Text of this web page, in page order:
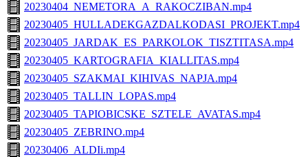
20230404_NEMETORA_A_RAKOCZIBAN.mp4
20230405_HULLADEKGAZDALKODASI_PROJEKT.mp4
20230405_JARDAK_ES_PARKOLOK_TISZTITASA.mp4
20230405_KARTOGRAFIA_KIALLITAS.mp4
20230405_SZAKMAI_KIHIVAS_NAPJA.mp4
20230405_TALLIN_LOPAS.mp4
20230405_TAPIOBICSKE_SZTELE_AVATAS.mp4
20230405_ZEBRINO.mp4
20230406_ALDIi.mp4